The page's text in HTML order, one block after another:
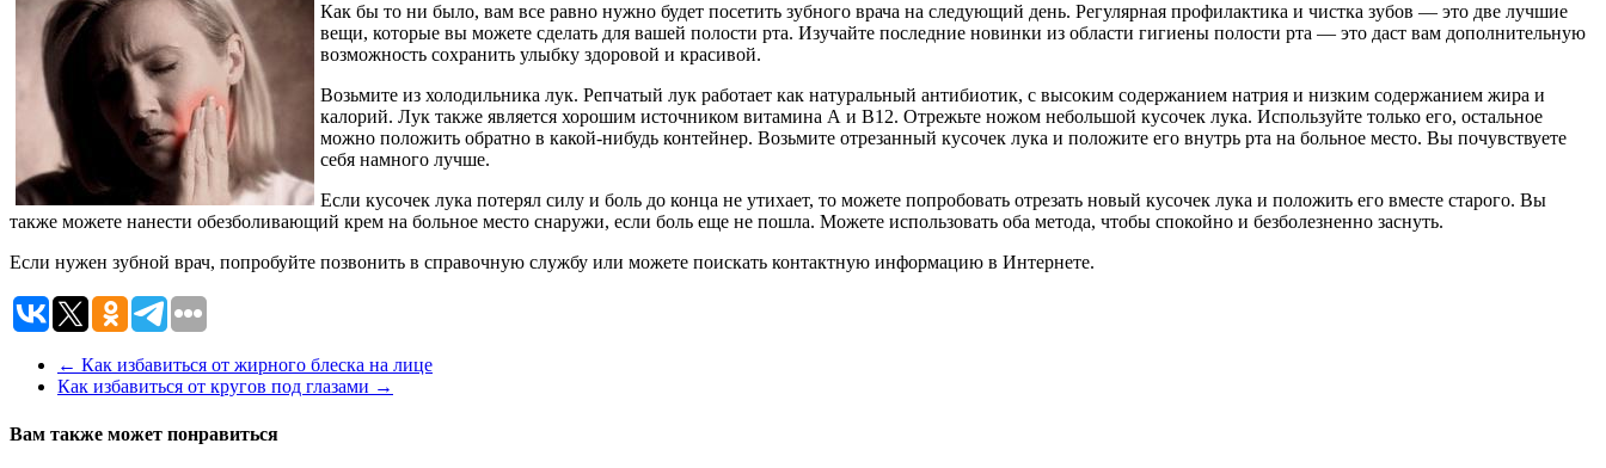
Как бы то ни было, вам все равно нужно будет посетить зубного врача на следующий день. Регулярная профилактика и чистка зубов — это две лучшие
вещи, которые вы можете сделать для вашей полости рта. Изучайте последние новинки из области гигиены полости рта — это даст вам дополнительную
возможность сохранить улыбку здоровой и красивой.
Возьмите из холодильника лук. Репчатый лук работает как натуральный антибиотик, с высоким содержанием натрия и низким содержанием жира и
калорий. Лук также является хорошим источником витамина А и B12. Отрежьте ножом небольшой кусочек лука. Используйте только его, остальное
можно положить обратно в какой-нибудь контейнер. Возьмите отрезанный кусочек лука и положите его внутрь рта на больное место. Вы почувствуете
себя намного лучше.
Если кусочек лука потерял силу и боль до конца не утихает, то можете попробовать отрезать новый кусочек лука и положить его вместе старого. Вы
также можете нанести обезболивающий крем на больное место снаружи, если боль еще не пошла. Можете использовать оба метода, чтобы спокойно и безболезненно заснуть.
Если нужен зубной врач, попробуйте позвонить в справочную службу или можете поискать контактную информацию в Интернете.
← Как избавиться от жирного блеска на лице
Как избавиться от кругов под глазами →
Вам также может понравиться